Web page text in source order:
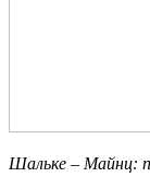
Шальке – Майнц: